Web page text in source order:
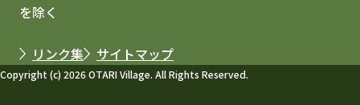
を除く
リンク集 サイトマップ
Copyright (c) 2026 OTARI Village. All Rights Reserved.